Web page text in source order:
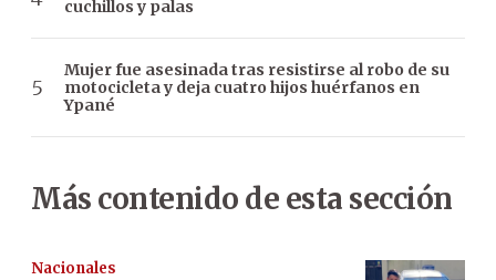
cuchillos y palas
Mujer fue asesinada tras resistirse al robo de su
motocicleta y deja cuatro hijos huérfanos en
Ypané
Más contenido de esta sección
Nacionales